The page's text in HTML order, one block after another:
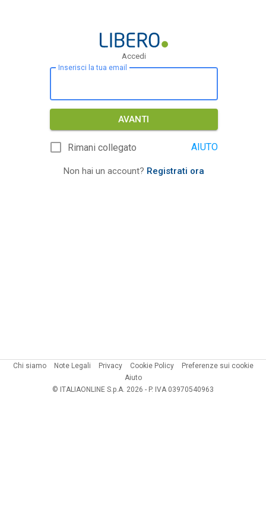
Accedi
Inserisci la tua email
AVANTI
Rimani collegato AIUTO
Non hai un account? Registrati ora
Chi siamo Note Legali Privacy Cookie Policy
Preferenze sui cookie
Aiuto
© ITALIAONLINE S.p.A. 2026 - P. IVA 03970540963